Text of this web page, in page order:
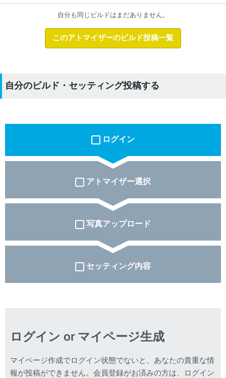
自分も同じビルドはまだありません。
このアトマイザーのビルド投稿一覧
自分のビルド・セッティング投稿する
ログイン
アトマイザー選択
写真アップロード
セッティング内容
ログイン or マイページ生成
マイページ作成でログイン状態でないと、あなたの貴重な情
報が投稿ができません。会員登録がお済みの方は、ログイン